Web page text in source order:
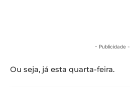
- Publicidade -
Ou seja, já esta quarta-feira.